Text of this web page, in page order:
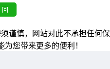
谨慎，网站对此不承担任何保
您带来更多的便利！